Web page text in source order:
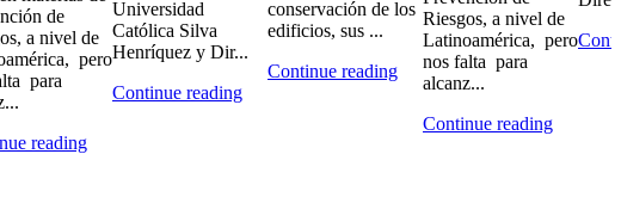
de
a nivel de
pero
para
reading
Universidad
Católica Silva
Henríquez y Dir...
Continue reading
conservación de los
edificios, sus ...
Continue reading
Riesgos, a nivel de
Latinoamérica, pero
nos falta para
alcanz...
Continue reading